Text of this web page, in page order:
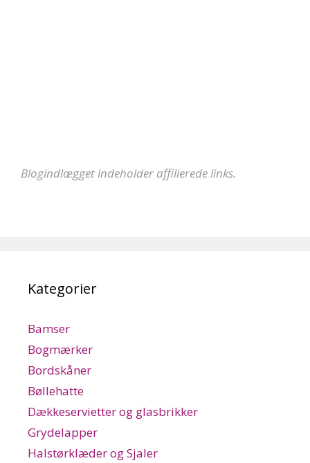
Blogindlægget indeholder affilierede links.
Kategorier
Bamser
Bogmærker
Bordskåner
Bøllehatte
Dækkeservietter og glasbrikker
Grydelapper
Halstørklæder og Sjaler